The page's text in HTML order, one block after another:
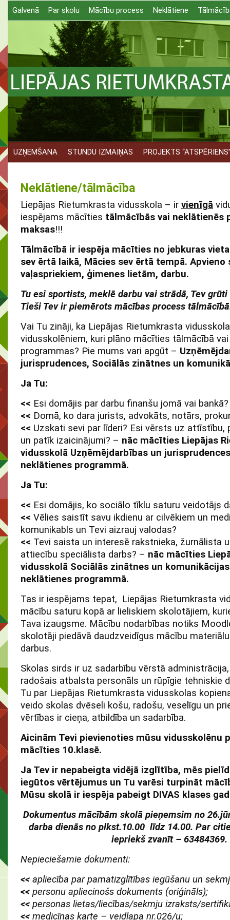
Galvenā Par skolu Mācību process Neklātiene
UZŅEMŠANA STUNDU IZMAIŅAS PROJEKTS
Neklātiene/tālmācība
Liepājas Rietumkrasta vidusskola – ir vienīgā
iespējams mācīties tālmācībās vai neklātienēs
maksas!!!
Tālmācībā ir iespēja mācīties no jebkuras
sev ērtā laikā, Mācies sev ērtā tempā.
vaļaspriekiem, ģimenes lietām, darbu.
Tu esi sportists, meklē darbu vai strādā, Tev
Tieši Tev ir piemērots mācības process
Vai Tu zināji, ka Liepājas Rietumkrasta
vidusskolēniem, kuri plāno mācīties tālmācībā
programmas? Pie mums vari apgūt –
jurisprudences, Sociālās zinātnes un
Ja Tu:
<< Esi domājis par darbu finanšu jomā vai bankā?
<< Domā, ko dara jurists, advokāts, notārs,
<< Uzskati sevi par līderi? Esi vērsts uz attīstību,
un patīk izaicinājumi? – nāc mācīties Liepājas
vidusskolā Uzņēmējdarbības un
neklātienes programmā.
Ja Tu:
<< Esi domājis, ko sociālo tīklu saturu veidotājs
<< Vēlies saistīt savu ikdienu ar cilvēkiem un
komunikabls un Tevi aizrauj valodas?
<< Tevi saista un interesē rakstnieka, žurnālista
attiecību speciālista darbs? – nāc mācīties
vidusskolā Sociālās zinātnes un
neklātienes programmā.
Tas ir iespējams tepat, Liepājas Rietumkrasta
mācību saturu kopā ar lieliskiem skolotājiem,
Tava izaugsme. Mācību nodarbības notiks
skolotāji piedāvā daudzveidīgus mācību
darbus.
Skolas sirds ir uz sadarbību vērstā
radošais atbalsta personāls un rūpīgie tehniskie
Tu par Liepājas Rietumkrasta vidusskolas
veido skolas dvēseli košu, radošu, veselīgu un
vērtības ir cieņa, atbildība un sadarbība.
Aicinām Tevi pievienoties mūsu vidusskolēnu
mācīties 10.klasē.
Ja Tev ir nepabeigta vidējā izglītība, mēs
iegūtos vērtējumus un Tu varēsi turpināt
Mūsu skolā ir iespēja pabeigt DIVAS klases
Dokumentus mācībām skolā pieņemsim no
darba dienās no plkst.10.00 līdz 14.00. Par
iepriekš zvanīt – 63484369.
Nepieciešamie dokumenti:
<< apliecība par pamatizglītības iegūšanu un
<< personu apliecinošs dokuments (oriģināls);
<< personas lietas/liecības/sekmju izraksts/
<< medicīnas karte – veidlapa nr.026/u;